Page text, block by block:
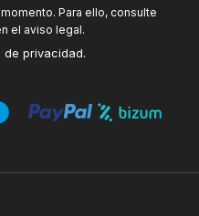
Para ello, consulte
el aviso legal.
de privacidad.